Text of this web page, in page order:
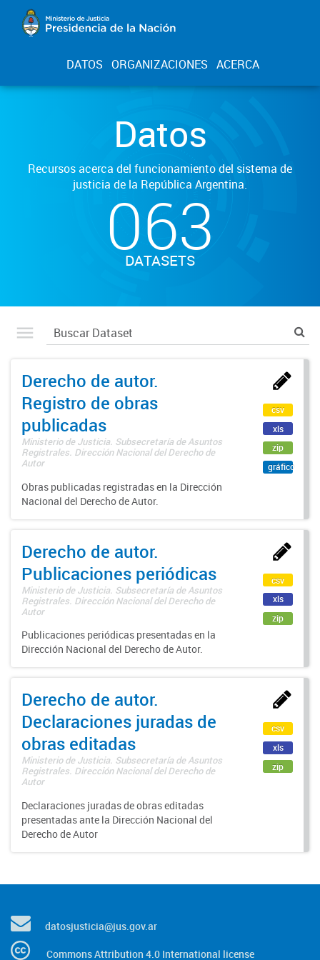
DATOS ORGANIZACIONES ACERCA
Datos
Recursos acerca del funcionamiento del sistema de
justicia de la República Argentina.
063
DATASETS
Derecho de autor.
Registro de obras
publicadas
Ministerio de Justicia. Subsecretaría de Asuntos
Registrales. Dirección Nacional del Derecho de
Autor
Obras publicadas registradas en la Dirección
Nacional del Derecho de Autor.
csv
xls
zip
gráfico
Derecho de autor.
Publicaciones periódicas
Ministerio de Justicia. Subsecretaría de Asuntos
Registrales. Dirección Nacional del Derecho de
Autor
Publicaciones periódicas presentadas en la
Dirección Nacional del Derecho de Autor.
csv
xls
zip
Derecho de autor.
Declaraciones juradas de
obras editadas
Ministerio de Justicia. Subsecretaría de Asuntos
Registrales. Dirección Nacional del Derecho de
Autor
Declaraciones juradas de obras editadas
presentadas ante la Dirección Nacional del
Derecho de Autor
csv
xls
zip
datosjusticia@jus.gov.ar
Commons Attribution 4.0 International license